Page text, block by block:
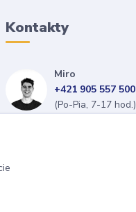
Kontakty
Miro
+421 905 557 500
(Po-Pia, 7-17 hod.)